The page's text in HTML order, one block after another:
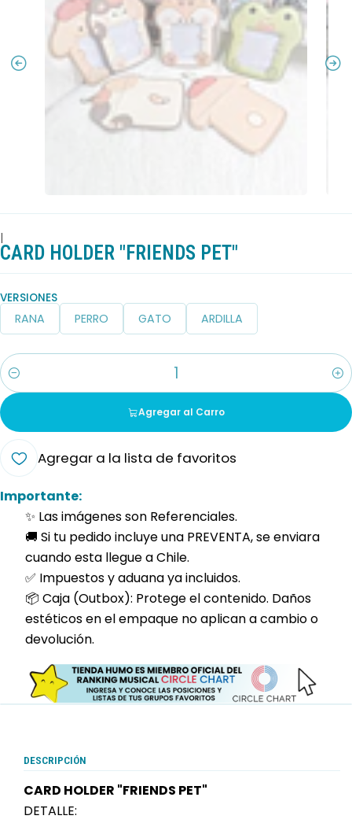
|
CARD HOLDER "FRIENDS PET"
VERSIONES
RANA PERRO GATO ARDILLA
Cantidad
Agregar al Carro
Agregar a la lista de favoritos
Importante:
✨ Las imágenes son Referenciales.
🚚 Si tu pedido incluye una PREVENTA, se enviara
cuando esta llegue a Chile.
✅ Impuestos y aduana ya incluidos.
📦 Caja (Outbox): Protege el contenido. Daños
estéticos en el empaque no aplican a cambio o
devolución.
DESCRIPCIÓN
CARD HOLDER "FRIENDS PET"
DETALLE: